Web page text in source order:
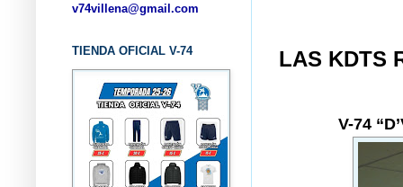
LAS KDTS
V-74
v74villena@gmail.com
TIENDA OFICIAL V-74